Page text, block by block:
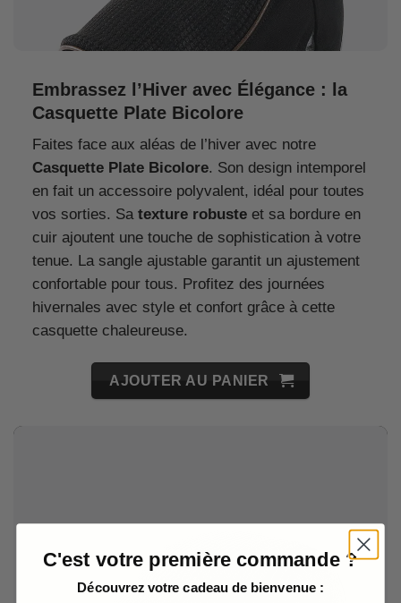
Embrassez l’Hiver avec Élégance : la
Casquette Plate Bicolore
Faites face aux aléas de l’hiver avec notre
Casquette Plate Bicolore. Son design intemporel
en fait un accessoire polyvalent, idéal pour toutes
vos sorties. Sa texture robusteet sa bordure en
cuir ajoutent une touche de sophistication à votre
tenue. La sangle ajustable garantit un ajustement
confortable pour tous. Profitez des journées
hivernales avec style et confort grâce à cette
casquette chaleureuse.
AJOUTER AU PANIER
C'est votre première commande ?
Découvrez votre cadeau de bienvenue :